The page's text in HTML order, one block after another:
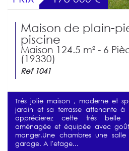
Maison de plain-
piscine
Maison 124.5 m² - 6
(19330)
Ref 1041
Trés jolie maison , moderne et
jardin et sa terrasse attenante à
apprécierez cette trés belle
aménagée et équipée avec
manger.Une chambres une
garage. A l'etage...